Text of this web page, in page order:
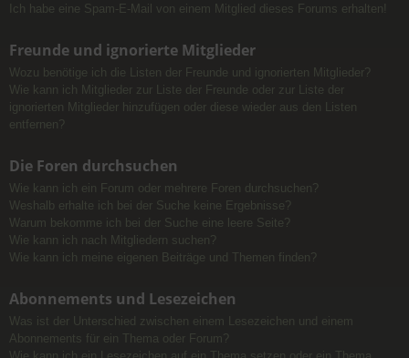
Ich habe eine Spam-E-Mail von einem Mitglied dieses Forums erhalten!
Freunde und ignorierte Mitglieder
Wozu benötige ich die Listen der Freunde und ignorierten Mitglieder?
Wie kann ich Mitglieder zur Liste der Freunde oder zur Liste der
ignorierten Mitglieder hinzufügen oder diese wieder aus den Listen
entfernen?
Die Foren durchsuchen
Wie kann ich ein Forum oder mehrere Foren durchsuchen?
Weshalb erhalte ich bei der Suche keine Ergebnisse?
Warum bekomme ich bei der Suche eine leere Seite?
Wie kann ich nach Mitgliedern suchen?
Wie kann ich meine eigenen Beiträge und Themen finden?
Abonnements und Lesezeichen
Was ist der Unterschied zwischen einem Lesezeichen und einem
Abonnements für ein Thema oder Forum?